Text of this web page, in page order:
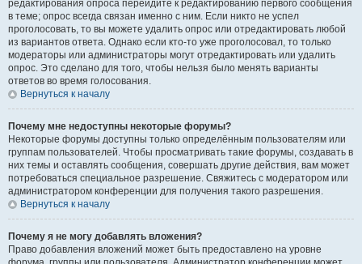
редактирования опроса перейдите к редактированию первого сообщения
в теме; опрос всегда связан именно с ним. Если никто не успел
проголосовать, то вы можете удалить опрос или отредактировать любой
из вариантов ответа. Однако если кто-то уже проголосовал, то только
модераторы или администраторы могут отредактировать или удалить
опрос. Это сделано для того, чтобы нельзя было менять варианты
ответов во время голосования.
Вернуться к началу
Почему мне недоступны некоторые форумы?
Некоторые форумы доступны только определённым пользователям или
группам пользователей. Чтобы просматривать такие форумы, создавать в
них темы и оставлять сообщения, совершать другие действия, вам может
потребоваться специальное разрешение. Свяжитесь с модератором или
администратором конференции для получения такого разрешения.
Вернуться к началу
Почему я не могу добавлять вложения?
Право добавления вложений может быть предоставлено на уровне